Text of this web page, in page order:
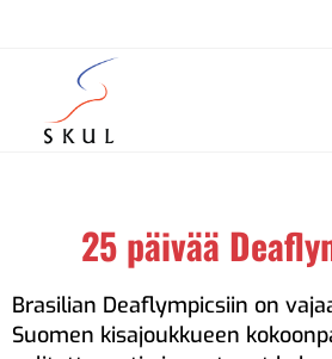
25 päivää
Brasilian Deaflympicsiin on
Suomen kisajoukkueen